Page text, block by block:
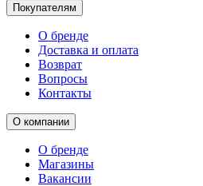
Покупателям
О бренде
Доставка и оплата
Возврат
Вопросы
Контакты
О компании
О бренде
Магазины
Вакансии